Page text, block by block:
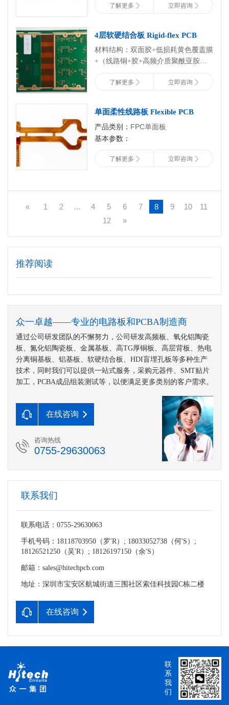
完整BOM（包含型号、品牌、封
PS：报PCBA功能测试费用，需提供
PCBA功能测试方法。
了解更多 立即咨询
4层软硬结合板 Rigid-flex PCB
材料结构：双面胶+低损耗黄色覆盖膜
+（线路铜+胶+高频介质聚酰亚胺基
耐 性：自由弯曲、折绕
补 强：正反面0.15mm钢片补强
制作工艺：焊料涂覆、插头电镀、覆
盖层、覆膜型、阻焊型屏蔽挠
最小线宽/线距：0.06mm/0.09mm
了解更多 立即咨询
单面柔性线路板 Flexible PCB
产品类别： FPC单面板
基本参数：
类型：单面FPC测试板
成品厚度：0.13+/-0.03mm
表面处理：沉金
了解更多 立即咨询
« 1 2 ... 4 5 6 7 8 9 10
11
12
»
推荐阅读
众一卓越——专业的电路板和PCBA制造商
通过公司研发团队的不懈努力，公司研发高频板、氧化铝陶瓷
板、氮化铝陶瓷板、金属基板、高TG厚铜板、高层背板、热电
分离铜基板、铝基板、软硬结合板、HDI盲埋孔板等多种生产
技术，同时我们可以提供一站式服务，采购元器件、SMT贴片
加工，PCBA成品组装测试等，以便满足更多类别的客户需求。
在线咨询
咨询热线
0755-29630063
联系我们
联系电话：0755-29630063
手机号码：18118703950（罗'R）; 18033052738（何'S）;
18126521250（吴'R）; 18126197150（余'S）
邮箱：sales@hitechpcb.com
地址：深圳市宝安区航城街道三围社区索佳科技园C栋二楼
在线咨询
联
系
我
们